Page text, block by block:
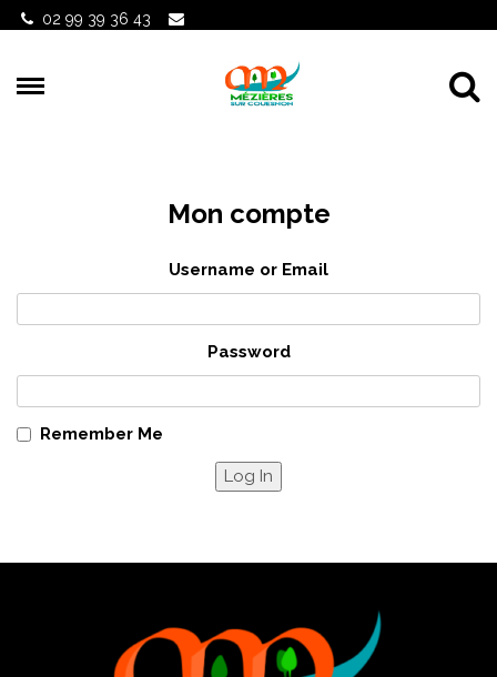
Gestion des traceurs
02 99 39 36 43
Mon compte
Username or Email
Password
Remember Me